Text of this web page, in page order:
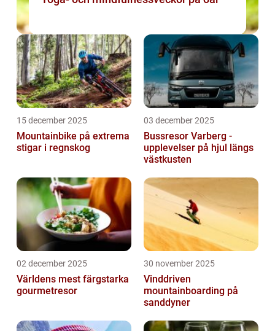
15 december 2025
Mountainbike på extrema
stigar i regnskog
03 december 2025
Bussresor Varberg -
upplevelser på hjul längs
västkusten
02 december 2025
Världens mest färgstarka
gourmetresor
30 november 2025
Vinddriven
mountainboarding på
sanddyner